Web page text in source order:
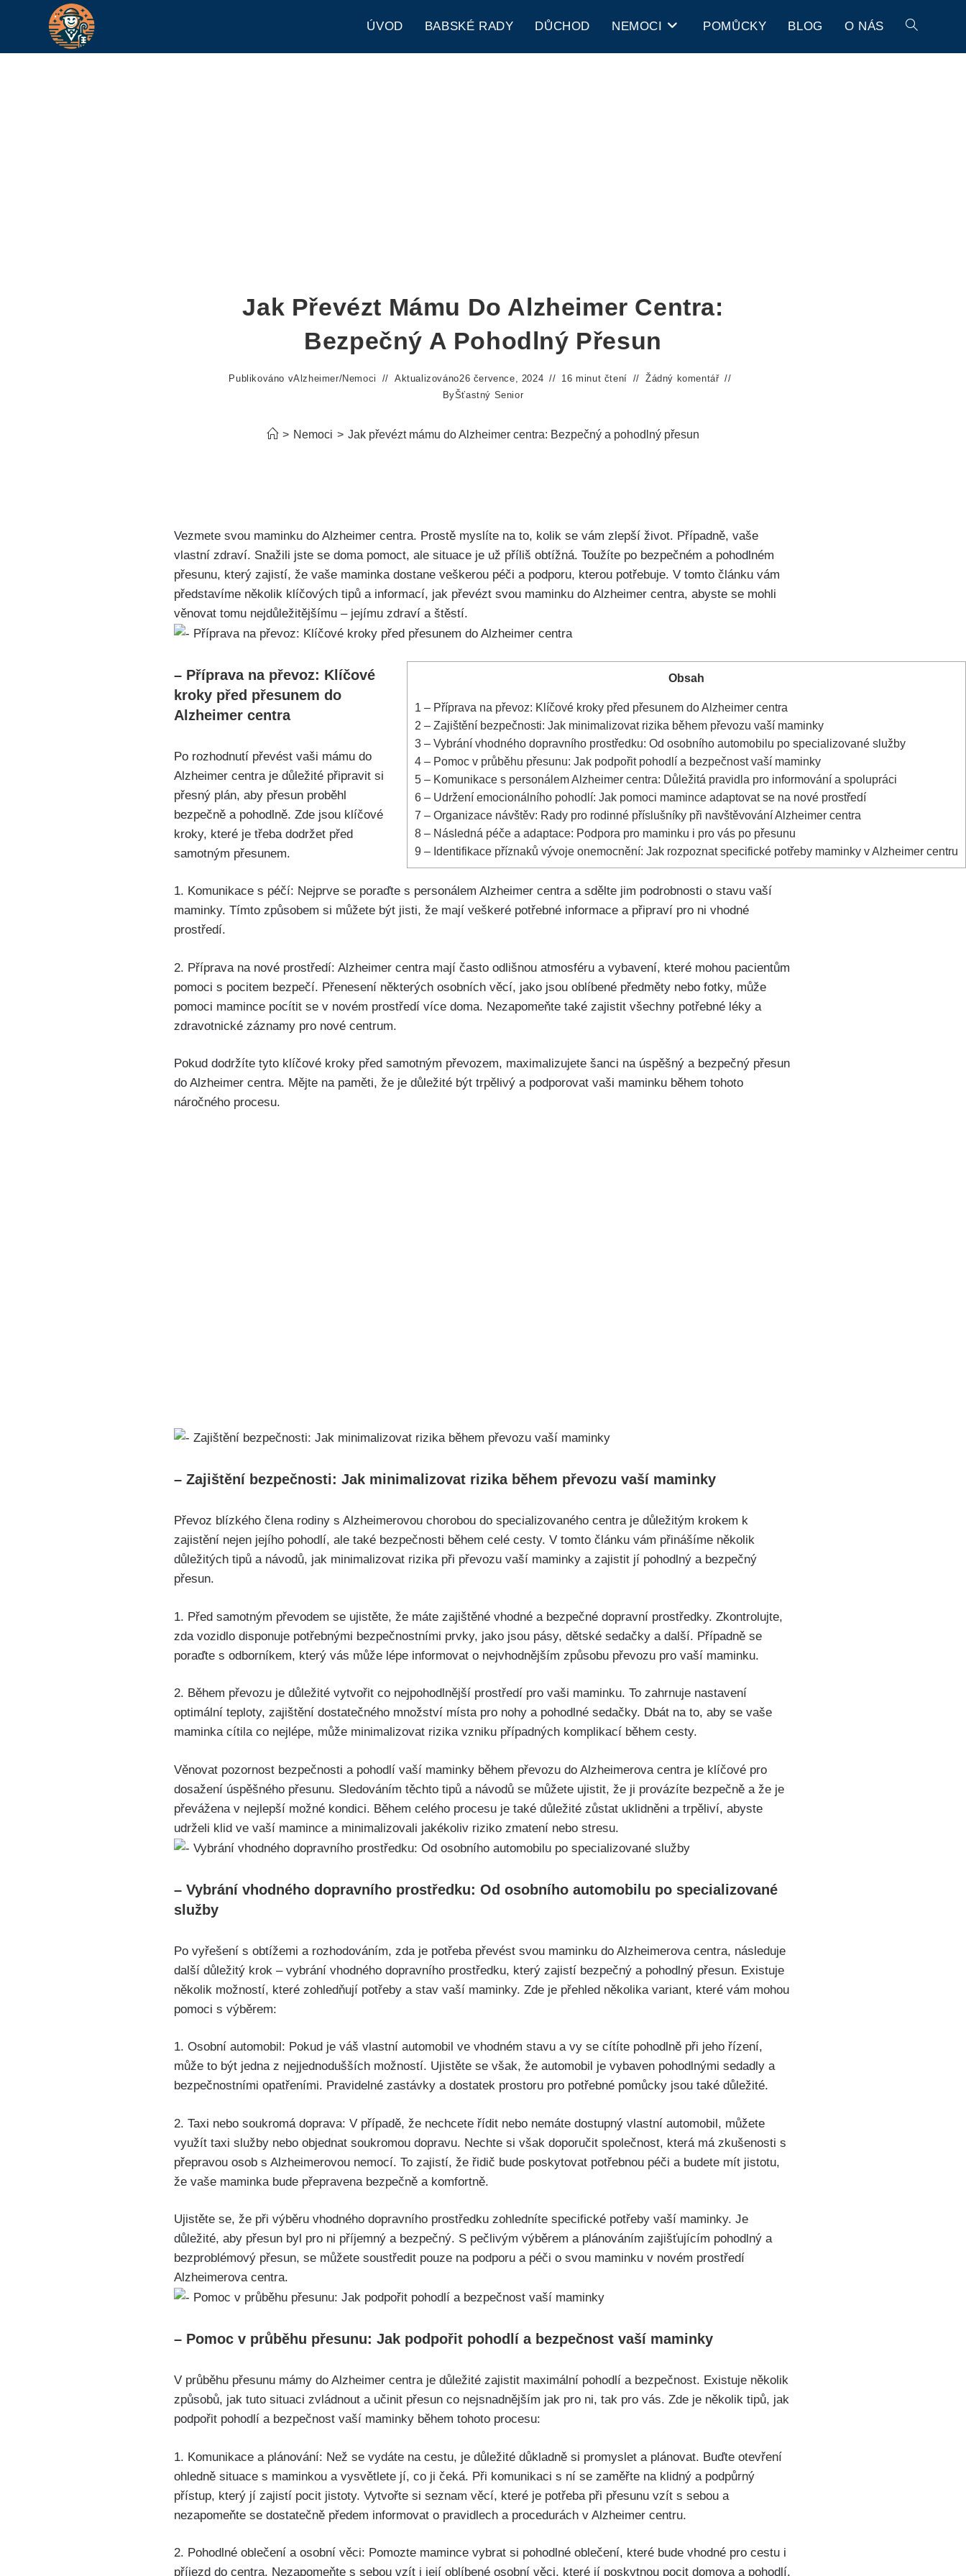
ÚVOD BABSKÉ RADY DŮCHOD NEMOCI POMŮCKY BLOG O NÁS
Jak Převézt Mámu Do Alzheimer Centra:
Bezpečný A Pohodlný Přesun
Publikováno vAlzheimer/Nemoci Aktualizováno26 července, 2024 16 minut čtení
Žádný komentář
ByŠťastný Senior
> Nemoci > Jak převézt mámu do Alzheimer centra: Bezpečný a pohodlný přesun
Vezmete svou maminku do Alzheimer centra. Prostě myslíte na to, kolik se vám zlepší život. Případně, vaše
vlastní zdraví. Snažili jste se doma pomoct, ale situace je už příliš obtížná. Toužíte po bezpečném a pohodlném
přesunu, který zajistí, že vaše maminka dostane veškerou péči a podporu, kterou potřebuje. V tomto článku vám
představíme několik klíčových tipů a informací, jak převézt svou maminku do Alzheimer centra, abyste se mohli
věnovat tomu nejdůležitějšímu – jejímu zdraví a štěstí.
Obsah
1 – Příprava na převoz: Klíčové kroky před přesunem do Alzheimer centra
2 – Zajištění bezpečnosti: Jak minimalizovat rizika během převozu vaší maminky
3 – Vybrání vhodného dopravního prostředku: Od osobního automobilu po specializované služby
4 – Pomoc v průběhu přesunu: Jak podpořit pohodlí a bezpečnost vaší maminky
5 – Komunikace s personálem Alzheimer centra: Důležitá pravidla pro informování a spolupráci
6 – Udržení emocionálního pohodlí: Jak pomoci mamince adaptovat se na nové prostředí
7 – Organizace návštěv: Rady pro rodinné příslušníky při navštěvování Alzheimer centra
8 – Následná péče a adaptace: Podpora pro maminku i pro vás po přesunu
9 – Identifikace příznaků vývoje onemocnění: Jak rozpoznat specifické potřeby maminky v Alzheimer centru
– Příprava na převoz: Klíčové
kroky před přesunem do
Alzheimer centra
Po rozhodnutí převést vaši mámu do
Alzheimer centra je důležité připravit si
přesný plán, aby přesun proběhl
bezpečně a pohodlně. Zde jsou klíčové
kroky, které je třeba dodržet před
samotným přesunem.
1. Komunikace s péčí: Nejprve se poraďte s personálem Alzheimer centra a sdělte jim podrobnosti o stavu vaší
maminky. Tímto způsobem si můžete být jisti, že mají veškeré potřebné informace a připraví pro ni vhodné
prostředí.
2. Příprava na nové prostředí: Alzheimer centra mají často odlišnou atmosféru a vybavení, které mohou pacientům
pomoci s pocitem bezpečí. Přenesení některých osobních věcí, jako jsou oblíbené předměty nebo fotky, může
pomoci mamince pocítit se v novém prostředí více doma. Nezapomeňte také zajistit všechny potřebné léky a
zdravotnické záznamy pro nové centrum.
Pokud dodržíte tyto klíčové kroky před samotným převozem, maximalizujete šanci na úspěšný a bezpečný přesun
do Alzheimer centra. Mějte na paměti, že je důležité být trpělivý a podporovat vaši maminku během tohoto
náročného procesu.
– Zajištění bezpečnosti: Jak minimalizovat rizika během převozu vaší maminky
Převoz blízkého člena rodiny s Alzheimerovou chorobou do specializovaného centra je důležitým krokem k
zajistění nejen jejího pohodlí, ale také bezpečnosti během celé cesty. V tomto článku vám přinášíme několik
důležitých tipů a návodů, jak minimalizovat rizika při převozu vaší maminky a zajistit jí pohodlný a bezpečný
přesun.
1. Před samotným převodem se ujistěte, že máte zajištěné vhodné a bezpečné dopravní prostředky. Zkontrolujte,
zda vozidlo disponuje potřebnými bezpečnostními prvky, jako jsou pásy, dětské sedačky a další. Případně se
poraďte s odborníkem, který vás může lépe informovat o nejvhodnějším způsobu převozu pro vaší maminku.
2. Během převozu je důležité vytvořit co nejpohodlnější prostředí pro vaši maminku. To zahrnuje nastavení
optimální teploty, zajištění dostatečného množství místa pro nohy a pohodlné sedačky. Dbát na to, aby se vaše
maminka cítila co nejlépe, může minimalizovat rizika vzniku případných komplikací během cesty.
Věnovat pozornost bezpečnosti a pohodlí vaší maminky během převozu do Alzheimerova centra je klíčové pro
dosažení úspěšného přesunu. Sledováním těchto tipů a návodů se můžete ujistit, že ji provázíte bezpečně a že je
převážena v nejlepší možné kondici. Během celého procesu je také důležité zůstat uklidněni a trpěliví, abyste
udrželi klid ve vaší mamince a minimalizovali jakékoliv riziko zmatení nebo stresu.
– Vybrání vhodného dopravního prostředku: Od osobního automobilu po specializované
služby
Po vyřešení s obtížemi a rozhodováním, zda je potřeba převést svou maminku do Alzheimerova centra, následuje
další důležitý krok – vybrání vhodného dopravního prostředku, který zajistí bezpečný a pohodlný přesun. Existuje
několik možností, které zohledňují potřeby a stav vaší maminky. Zde je přehled několika variant, které vám mohou
pomoci s výběrem:
1. Osobní automobil: Pokud je váš vlastní automobil ve vhodném stavu a vy se cítíte pohodlně při jeho řízení,
může to být jedna z nejjednodušších možností. Ujistěte se však, že automobil je vybaven pohodlnými sedadly a
bezpečnostními opatřeními. Pravidelné zastávky a dostatek prostoru pro potřebné pomůcky jsou také důležité.
2. Taxi nebo soukromá doprava: V případě, že nechcete řídit nebo nemáte dostupný vlastní automobil, můžete
využít taxi služby nebo objednat soukromou dopravu. Nechte si však doporučit společnost, která má zkušenosti s
přepravou osob s Alzheimerovou nemocí. To zajistí, že řidič bude poskytovat potřebnou péči a budete mít jistotu,
že vaše maminka bude přepravena bezpečně a komfortně.
Ujistěte se, že při výběru vhodného dopravního prostředku zohledníte specifické potřeby vaší maminky. Je
důležité, aby přesun byl pro ni příjemný a bezpečný. S pečlivým výběrem a plánováním zajišťujícím pohodlný a
bezproblémový přesun, se můžete soustředit pouze na podporu a péči o svou maminku v novém prostředí
Alzheimerova centra.
– Pomoc v průběhu přesunu: Jak podpořit pohodlí a bezpečnost vaší maminky
V průběhu přesunu mámy do Alzheimer centra je důležité zajistit maximální pohodlí a bezpečnost. Existuje několik
způsobů, jak tuto situaci zvládnout a učinit přesun co nejsnadnějším jak pro ni, tak pro vás. Zde je několik tipů, jak
podpořit pohodlí a bezpečnost vaší maminky během tohoto procesu:
1. Komunikace a plánování: Než se vydáte na cestu, je důležité důkladně si promyslet a plánovat. Buďte otevření
ohledně situace s maminkou a vysvětlete jí, co ji čeká. Při komunikaci s ní se zaměřte na klidný a podpůrný
přístup, který jí zajistí pocit jistoty. Vytvořte si seznam věcí, které je potřeba při přesunu vzít s sebou a
nezapomeňte se dostatečně předem informovat o pravidlech a procedurách v Alzheimer centru.
2. Pohodlné oblečení a osobní věci: Pomozte mamince vybrat si pohodlné oblečení, které bude vhodné pro cestu i
příjezd do centra. Nezapomeňte s sebou vzít i její oblíbené osobní věci, které jí poskytnou pocit domova a pohodlí.